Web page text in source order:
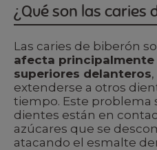
¿Qué son las caries
Las caries de biberón
afecta principalmente
superiores delanteros
extenderse a otros
tiempo. Este problema
dientes están en
azúcares que se
atacando el esmalte